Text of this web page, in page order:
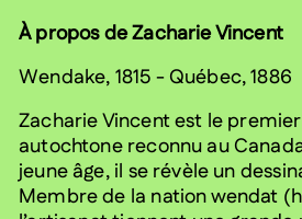
À propos de Zacharie Vincent
Wendake, 1815 - Québec, 1886
Zacharie Vincent est le
autochtone reconnu au
jeune âge, il se révèle un
Membre de la nation wendat